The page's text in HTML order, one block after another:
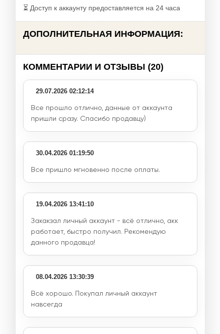
⏳ Доступ к аккаунту предоставляется на 24 часа
ДОПОЛНИТЕЛЬНАЯ ИНФОРМАЦИЯ:
КОММЕНТАРИИ И ОТЗЫВЫ (20)
29.07.2026 02:12:14
Все прошло отлично, данные от аккаунта
пришли сразу. Спасибо продавцу)
30.04.2026 01:19:50
Все пришло мгновенно после оплаты.
19.04.2026 13:41:10
Закакзал личный аккаунт - всё отлично, акк
работает, быстро получил. Рекомендую
данного продавца!
08.04.2026 13:30:39
Всё хорошо. Покупал личный аккаунт
навсегда